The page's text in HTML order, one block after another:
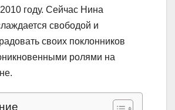
году. Сейчас Нина
свободой и
своих поклонников
ролями на